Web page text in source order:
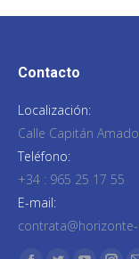
Contacto
Localización:
Calle Capitán
Teléfono:
+34 : 965 25 17 55
E-mail: